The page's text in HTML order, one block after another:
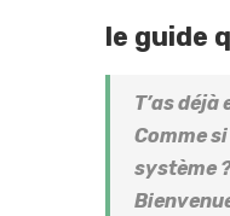
le guide
T’as
Comme
système